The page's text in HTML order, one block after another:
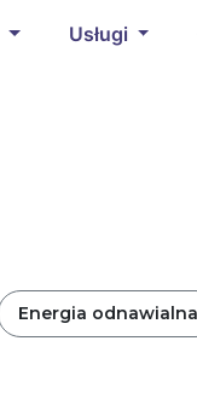
Usługi
Energia odnawialna